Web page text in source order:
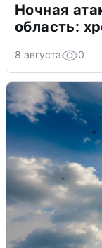
Ночная
область:
8 августа 0